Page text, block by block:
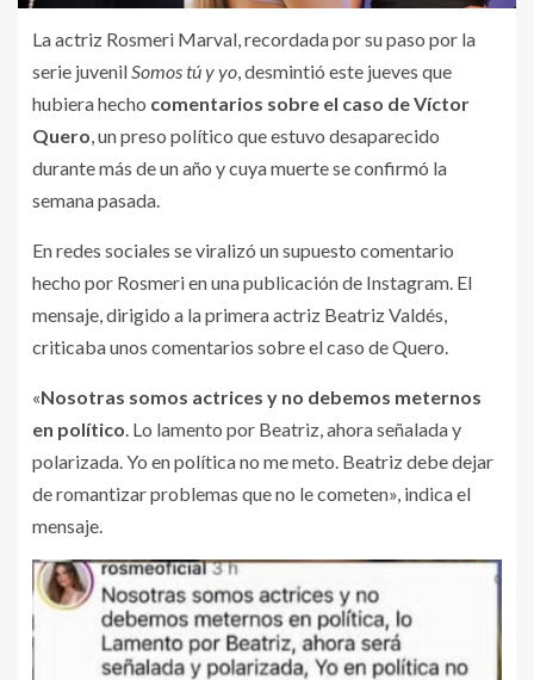
La actriz Rosmeri Marval, recordada por su paso por la
serie juvenilSomos tú y yo, desmintió este jueves que
hubiera hecho comentarios sobre el caso de Víctor
Quero, un preso político que estuvo desaparecido
durante más de un año y cuya muerte se confirmó la
semana pasada.
En redes sociales se viralizó un supuesto comentario
hecho por Rosmeri en una publicación de Instagram. El
mensaje, dirigido a la primera actriz Beatriz Valdés,
criticaba unos comentarios sobre el caso de Quero.
«Nosotras somos actrices y no debemos meternos
en político. Lo lamento por Beatriz, ahora señalada y
polarizada. Yo en política no me meto. Beatriz debe dejar
de romantizar problemas que no le cometen», indica el
mensaje.